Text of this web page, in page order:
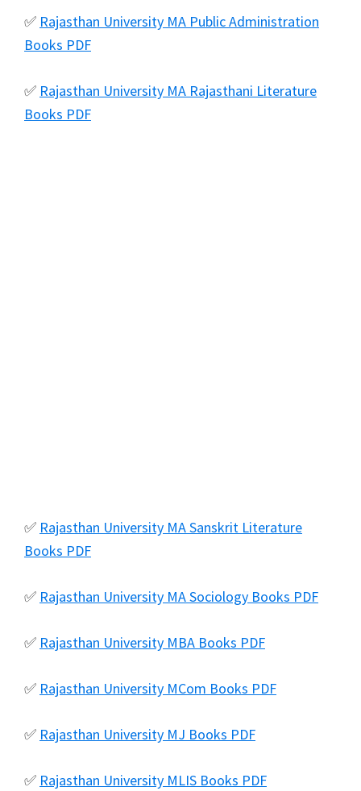
✅ Rajasthan University MA Public Administration
Books PDF
✅ Rajasthan University MA Rajasthani Literature
Books PDF
✅ Rajasthan University MA Sanskrit Literature
Books PDF
✅ Rajasthan University MA Sociology Books PDF
✅ Rajasthan University MBA Books PDF
✅ Rajasthan University MCom Books PDF
✅ Rajasthan University MJ Books PDF
✅ Rajasthan University MLIS Books PDF